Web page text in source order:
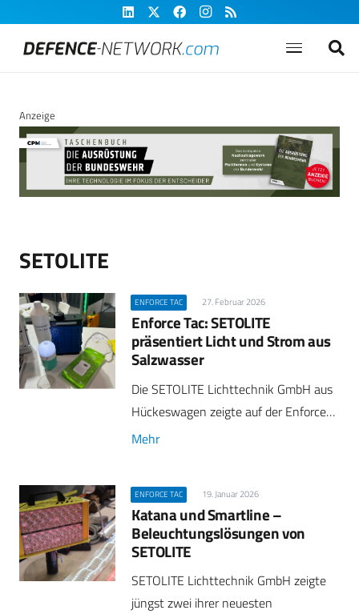
Anzeige
SETOLITE
ENFORCE TAC 27. Februar 2026
Enforce Tac: SETOLITE
präsentiert Licht und Strom aus
Salzwasser
Die SETOLITE Lichttechnik GmbH aus
Hückeswagen zeigte auf der Enforce…
Mehr
ENFORCE TAC 19. Januar 2026
Katana und Smartline –
Beleuchtungslösungen von
SETOLITE
SETOLITE Lichttechnik GmbH zeigte
jüngst zwei ihrer neuesten